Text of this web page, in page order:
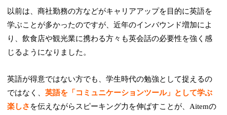
以前は、商社勤務の方などがキャリアアップを目的に英語を
学ぶことが多かったのですが、近年のインバウンド増加によ
り、飲食店や観光業に携わる方々も英会話の必要性を強く感
じるようになりました。
英語が得意ではない方でも、学生時代の勉強として捉えるの
ではなく、英語を「コミュニケーションツール」として学ぶ
楽しさ を伝えながらスピーキング力を伸ばすことが、Aitemの